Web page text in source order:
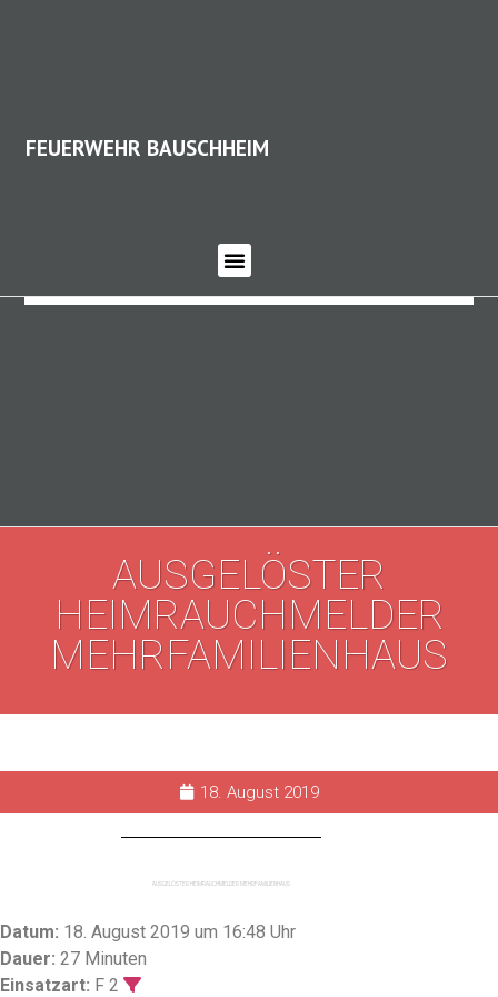
FEUERWEHR BAUSCHHEIM
AUSGELÖSTER
HEIMRAUCHMELDER
MEHRFAMILIENHAUS
18. August 2019
AUSGELÖSTER HEIMRAUCHMELDER MEHRFAMILIENHAUS
Datum: 18. August 2019 um 16:48 Uhr
Dauer: 27 Minuten
Einsatzart: F 2